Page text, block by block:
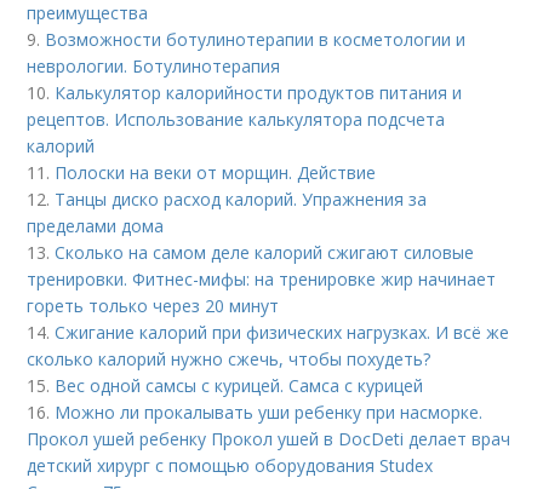
преимущества
9. Возможности ботулинотерапии в косметологии и
неврологии. Ботулинотерапия
10. Калькулятор калорийности продуктов питания и
рецептов. Использование калькулятора подсчета
калорий
11. Полоски на веки от морщин. Действие
12. Танцы диско расход калорий. Упражнения за
пределами дома
13.Сколько на самом деле калорий сжигают силовые
тренировки. Фитнес-мифы: на тренировке жир начинает
гореть только через 20 минут
14.Сжигание калорий при физических нагрузках. И всё же
сколько калорий нужно сжечь, чтобы похудеть?
15. Вес одной самсы с курицей. Самса с курицей
16. Можно ли прокалывать уши ребенку при насморке.
Прокол ушей ребенку Прокол ушей в DocDeti делает врач
детский хирург с помощью оборудования Studex